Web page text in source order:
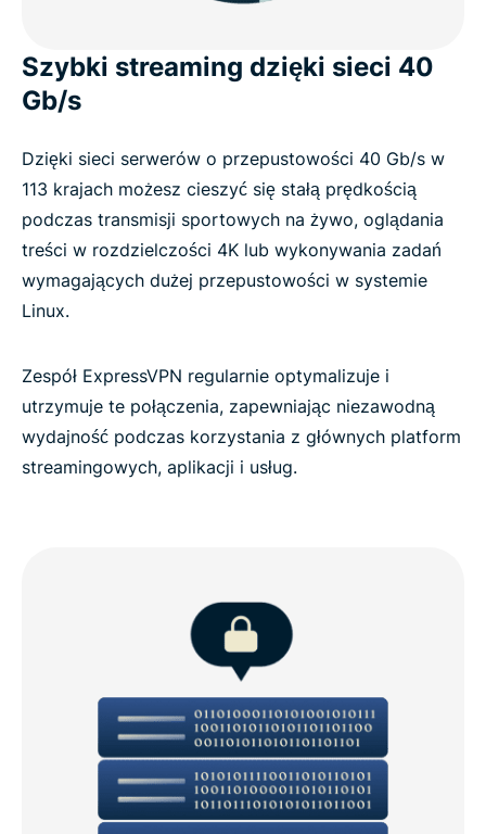
Szybki streaming dzięki sieci 40
Gb/s
Dzięki sieci serwerów o przepustowości 40 Gb/s w
113 krajach możesz cieszyć się stałą prędkością
podczas transmisji sportowych na żywo, oglądania
treści w rozdzielczości 4K lub wykonywania zadań
wymagających dużej przepustowości w systemie
Linux.
Zespół ExpressVPN regularnie optymalizuje i
utrzymuje te połączenia, zapewniając niezawodną
wydajność podczas korzystania z głównych platform
streamingowych, aplikacji i usług.